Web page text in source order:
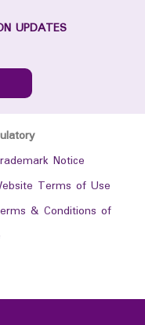
UPDATES
Notice
Terms of Use
& Conditions of